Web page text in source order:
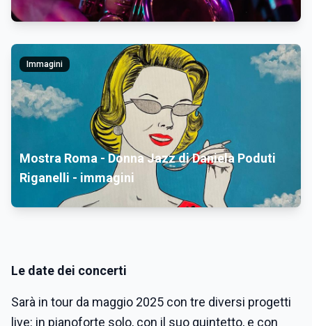
Immagini
Mostra Roma - Donna Jazz di Daniela Poduti
Riganelli - immagini
Le date dei concerti
Sarà in tour da maggio 2025 con tre diversi progetti
live: in pianoforte solo, con il suo quintetto, e con